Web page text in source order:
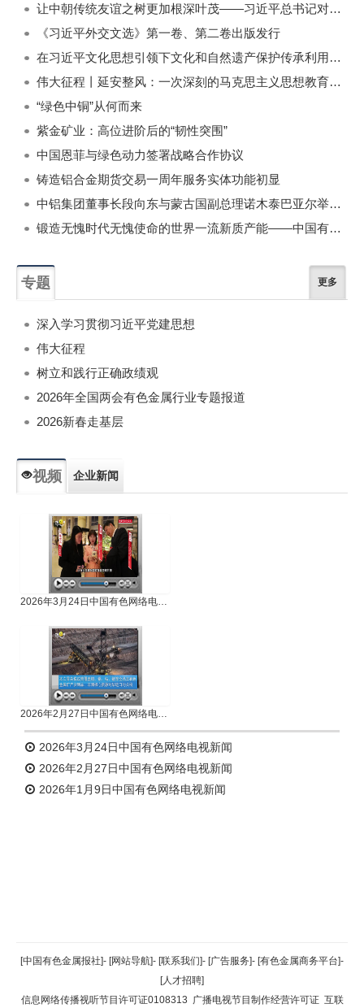
让中朝传统友谊之树更加根深叶茂——习近平总书记对朝鲜进行国事访问纪实
《习近平外交文选》第一卷、第二卷出版发行
在习近平文化思想引领下文化和自然遗产保护传承利用工作开创新局面
伟大征程丨延安整风：一次深刻的马克思主义思想教育运动
“绿色中铜”从何而来
紫金矿业：高位进阶后的“韧性突围”
中国恩菲与绿色动力签署战略合作协议
铸造铝合金期货交易一周年服务实体功能初显
中铝集团董事长段向东与蒙古国副总理诺木泰巴亚尔举行会谈
锻造无愧时代无愧使命的世界一流新质产能——中国有色金属工业的战略应对与破局之道（二）
专题 更多
深入学习贯彻习近平党建思想
伟大征程
树立和践行正确政绩观
2026年全国两会有色金属行业专题报道
2026新春走基层
视频 企业新闻
2026年3月24日中国有色网络电视新闻
2026年2月27日中国有色网络电视新闻
2026年3月24日中国有色网络电视新闻
2026年2月27日中国有色网络电视新闻
2026年1月9日中国有色网络电视新闻
返回顶部
返回首页
[中国有色金属报社]- [网站导航]- [联系我们]- [广告服务]- [有色金属商务平台]-
[人才招聘]
信息网络传播视听节目许可证0108313 广播电视节目制作经营许可证 互联